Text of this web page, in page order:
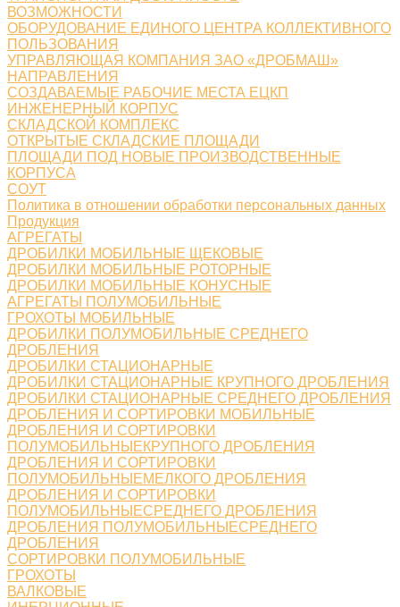
ВОЗМОЖНОСТИ
ОБОРУДОВАНИЕ ЕДИНОГО ЦЕНТРА КОЛЛЕКТИВНОГО
ПОЛЬЗОВАНИЯ
УПРАВЛЯЮЩАЯ КОМПАНИЯ ЗАО «ДРОБМАШ»
НАПРАВЛЕНИЯ
СОЗДАВАЕМЫЕ РАБОЧИЕ МЕСТА ЕЦКП
ИНЖЕНЕРНЫЙ КОРПУС
СКЛАДСКОЙ КОМПЛЕКС
ОТКРЫТЫЕ СКЛАДСКИЕ ПЛОЩАДИ
ПЛОЩАДИ ПОД НОВЫЕ ПРОИЗВОДСТВЕННЫЕ
КОРПУСА
СОУТ
Политика в отношении обработки персональных данных
Продукция
АГРЕГАТЫ
ДРОБИЛКИ МОБИЛЬНЫЕ ЩЕКОВЫЕ
ДРОБИЛКИ МОБИЛЬНЫЕ РОТОРНЫЕ
ДРОБИЛКИ МОБИЛЬНЫЕ КОНУСНЫЕ
АГРЕГАТЫ ПОЛУМОБИЛЬНЫЕ
ГРОХОТЫ МОБИЛЬНЫЕ
ДРОБИЛКИ ПОЛУМОБИЛЬНЫЕ СРЕДНЕГО
ДРОБЛЕНИЯ
ДРОБИЛКИ СТАЦИОНАРНЫЕ
ДРОБИЛКИ СТАЦИОНАРНЫЕ КРУПНОГО ДРОБЛЕНИЯ
ДРОБИЛКИ СТАЦИОНАРНЫЕ СРЕДНЕГО ДРОБЛЕНИЯ
ДРОБЛЕНИЯ И СОРТИРОВКИ МОБИЛЬНЫЕ
ДРОБЛЕНИЯ И СОРТИРОВКИ
ПОЛУМОБИЛЬНЫЕКРУПНОГО ДРОБЛЕНИЯ
ДРОБЛЕНИЯ И СОРТИРОВКИ
ПОЛУМОБИЛЬНЫЕМЕЛКОГО ДРОБЛЕНИЯ
ДРОБЛЕНИЯ И СОРТИРОВКИ
ПОЛУМОБИЛЬНЫЕСРЕДНЕГО ДРОБЛЕНИЯ
ДРОБЛЕНИЯ ПОЛУМОБИЛЬНЫЕСРЕДНЕГО
ДРОБЛЕНИЯ
СОРТИРОВКИ ПОЛУМОБИЛЬНЫЕ
ГРОХОТЫ
ВАЛКОВЫЕ